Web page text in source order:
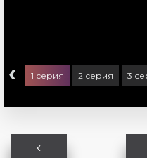
‹ 1 серия 2 серия 3